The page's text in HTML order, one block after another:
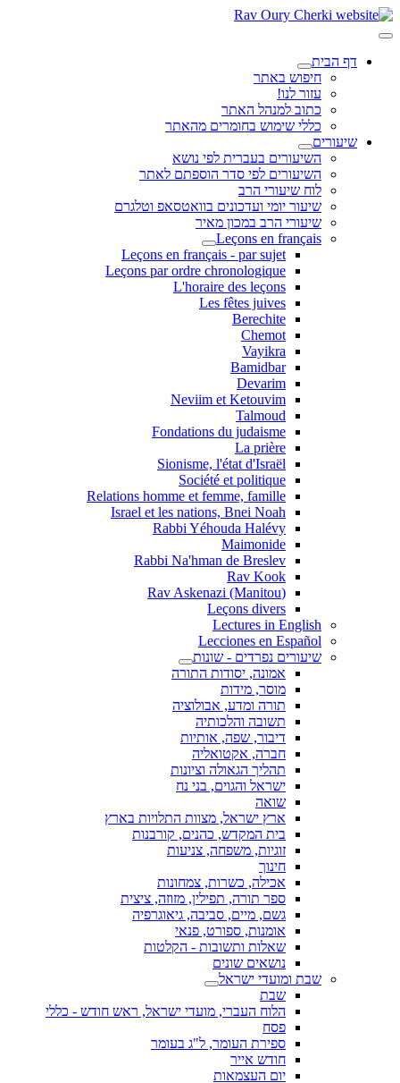
דף הבית
חיפוש באתר
עזור לנו!
כתוב למנהל האתר
כללי שימוש בחומרים מהאתר
שיעורים
השיעורים בעברית לפי נושא
השיעורים לפי סדר הוספתם לאתר
לוח שיעורי הרב
שיעור יומי ועדכונים בוואטסאפ וטלגרם
שיעורי הרב במכון מאיר
Leçons en français
Leçons en français - par sujet
Leçons par ordre chronologique
L'horaire des leçons
Les fêtes juives
Berechite
Chemot
Vayikra
Bamidbar
Devarim
Neviim et Ketouvim
Talmoud
Fondations du judaisme
La prière
Sionisme, l'état d'Israël
Société et politique
Relations homme et femme, famille
Israel et les nations, Bnei Noah
Rabbi Yéhouda Halévy
Maimonide
Rabbi Na'hman de Breslev
Rav Kook
(Rav Askenazi (Manitou
Leçons divers
Lectures in English
Lecciones en Español
שיעורים נפרדים - שונות
אמונה, יסודות התורה
מוסר, מידות
תורה ומדע, אבולוציה
תשובה והלכותיה
דיבור, שפה, אותיות
חברה, אקטואליה
תהליך הגאולה וציונות
ישראל והגוים, בני נח
שואה
ארץ ישראל, מצוות התלויות בארץ
בית המקדש, כהנים, קורבנות
זוגיות, משפחה, צניעות
חינוך
אכילה, כשרות, צמחונות
ספר תורה, תפילין, מזוזה, ציצית
גשם, מיים, סביבה, גיאוגרפיה
אומנות, ספורט, פנאי
שאלות ותשובות - הקלטות
נושאים שונים
שבת ומועדי ישראל
שבת
הלוח העברי, מועדי ישראל, ראש חודש - כללי
פסח
ספירת העומר, ל"ג בעומר
חודש אייר
יום העצמאות